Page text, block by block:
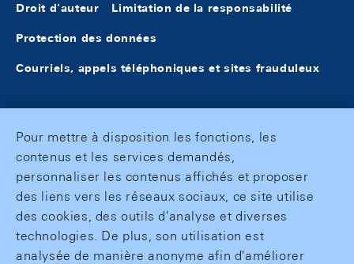
Droit d'auteur Limitation de la responsabilité
Protection des données
Courriels, appels téléphoniques et sites frauduleux
Pour mettre à disposition les fonctions, les
contenus et les services demandés,
personnaliser les contenus affichés et proposer
des liens vers les réseaux sociaux, ce site utilise
des cookies, des outils d'analyse et diverses
technologies. De plus, son utilisation est
analysée de manière anonyme afin d'améliorer